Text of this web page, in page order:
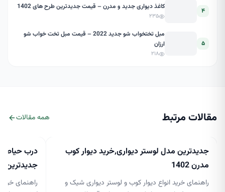
۴ کاغذ دیواری جدید و مدرن – قیمت جدیدترین طرح های 1402
۲۳۵
۵
مبل تختخواب شو جدید 2022 – قیمت مبل تخت خواب شو
ارزان
۲۱۸
مقالات مرتبط همه مقالات
جدیدترین مدل لوستر دیواری,خرید دیوار کوب
مدرن 1402
راهنمای خرید انواع دیوار کوب و لوستر دیواری شیک و
درب حیاط
جدیدترین
راهنمای